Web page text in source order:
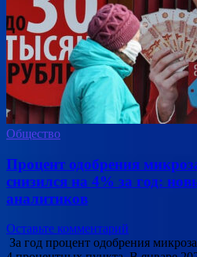
Общество
Процент одобрения
снизился на 4% за год:
аналитиков
Оставьте комментарий
За год процент одобрения